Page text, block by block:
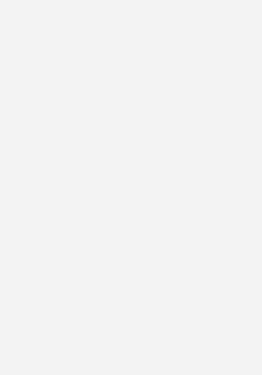
es mehr als acht Räume
beispielsweise für jedes
gemeinsam mit dem
erfolgreich. Beschreiten Sie
einen Flyer des
jeden Fall ein persönliches
anfassen und damit etwas
wir das System kürzlich auf
wo wir unsere